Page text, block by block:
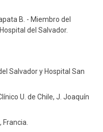
B. - Miembro del
del Salvador.
Salvador y Hospital San
U. de Chile, J. Joaquín